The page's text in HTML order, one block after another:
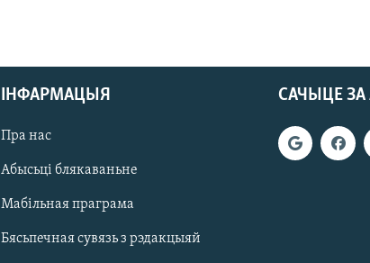
САЧЫЦЕ ЗА
ІНФАРМАЦЫЯ
Пра нас
Абысьці блякаваньне
Мабільная праграма
Бясьпечная сувязь з рэдакцыяй